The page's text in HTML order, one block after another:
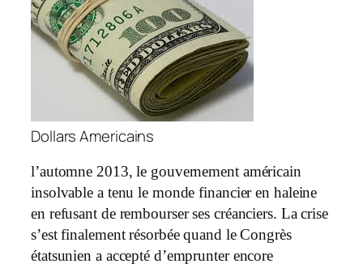
Dollars Americains
l’automne 2013, le gouvernement américain
insolvable a tenu le monde financier en haleine
en refusant de rembourser ses créanciers. La crise
s’est finalement résorbée quand le Congrès
étatsunien a accepté d’emprunter encore